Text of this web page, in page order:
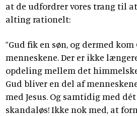
at de udfordrer vores trang til
alting rationelt:
”Gud fik en søn, og dermed
menneskene. Der er ikke
opdeling mellem det
Gud bliver en del af
med Jesus. Og samtidig med
skandaløs! Ikke nok med, at